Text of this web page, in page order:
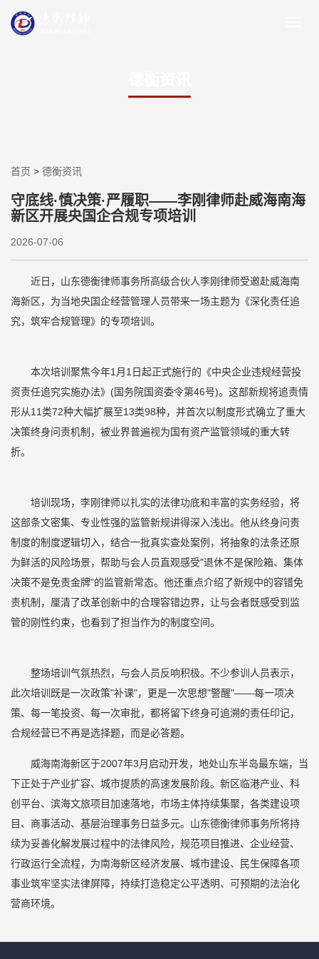
首页 > 德衡资讯
守底线·慎决策·严履职——李刚律师赴威海南海
新区开展央国企合规专项培训
2026-07-06
近日，山东德衡律师事务所高级合伙人李刚律师受邀赴威海南
海新区，为当地央国企经营管理人员带来一场主题为《深化责任追
究，筑牢合规管理》的专项培训。
本次培训聚焦今年1月1日起正式施行的《中央企业违规经营投
资责任追究实施办法》(国务院国资委令第46号)。这部新规将追责情
形从11类72种大幅扩展至13类98种，并首次以制度形式确立了重大
决策终身问责机制，被业界普遍视为国有资产监管领域的重大转
折。
培训现场，李刚律师以扎实的法律功底和丰富的实务经验，将
这部条文密集、专业性强的监管新规讲得深入浅出。他从终身问责
制度的制度逻辑切入，结合一批真实查处案例，将抽象的法条还原
为鲜活的风险场景，帮助与会人员直观感受"退休不是保险箱、集体
决策不是免责金牌"的监管新常态。他还重点介绍了新规中的容错免
责机制，厘清了改革创新中的合理容错边界，让与会者既感受到监
管的刚性约束，也看到了担当作为的制度空间。
整场培训气氛热烈，与会人员反响积极。不少参训人员表示，
此次培训既是一次政策"补课"，更是一次思想"警醒"——每一项决
策、每一笔投资、每一次审批，都将留下终身可追溯的责任印记，
合规经营已不再是选择题，而是必答题。
威海南海新区于2007年3月启动开发，地处山东半岛最东端，当
下正处于产业扩容、城市提质的高速发展阶段。新区临港产业、科
创平台、滨海文旅项目加速落地，市场主体持续集聚，各类建设项
目、商事活动、基层治理事务日益多元。山东德衡律师事务所将持
续为妥善化解发展过程中的法律风险，规范项目推进、企业经营、
行政运行全流程，为南海新区经济发展、城市建设、民生保障各项
事业筑牢坚实法律屏障，持续打造稳定公平透明、可预期的法治化
营商环境。